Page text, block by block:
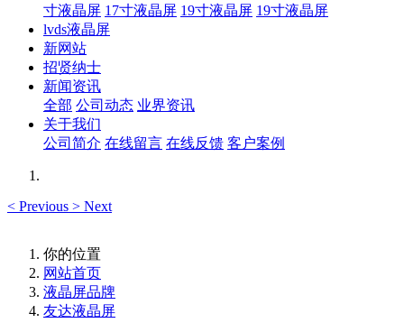
寸液晶屏 17寸液晶屏 19寸液晶屏 19寸液晶屏
lvds液晶屏
新网站
招贤纳士
新闻资讯
全部 公司动态 业界资讯
关于我们
公司简介 在线留言 在线反馈 客户案例
< Previous > Next
你的位置
网站首页
液晶屏品牌
友达液晶屏